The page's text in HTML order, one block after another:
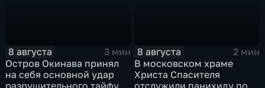
8 августа
3 мин
Остров Окинава принял
на себя основной удар
8 августа
2 мин
В московском храме
Христа Спасителя